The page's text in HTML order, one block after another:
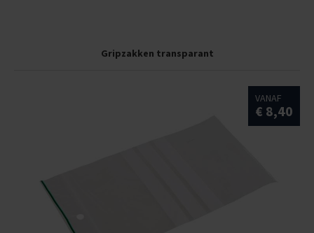
Gripzakken transparant
VANAF
€ 8,40